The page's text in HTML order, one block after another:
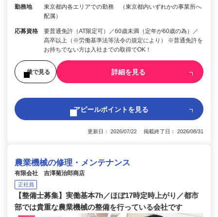
勤務地
東京都内各エリアでの勤務 （東京都内いずれかの事業所へ
配属）
応募資格
要普通免許（AT限定可）／60歳未満（定年が60歳の為）／
高卒以上（※労働基準法等法令の規定により） ※普通免許を
お持ちでない方は入社までの取得でOK！
後で見る 詳細を見る
アピールポイントを見る
更新日： 2026/07/22 掲載終了日： 2026/08/31
農業機械の修理・メンテナンス
有限会社 吉澤菊治郎商店
正社員
【整備士募集】実働基本7h／ほぼ17時定時上がり／都市
部では貴重な農業機械の整備を行っている会社です